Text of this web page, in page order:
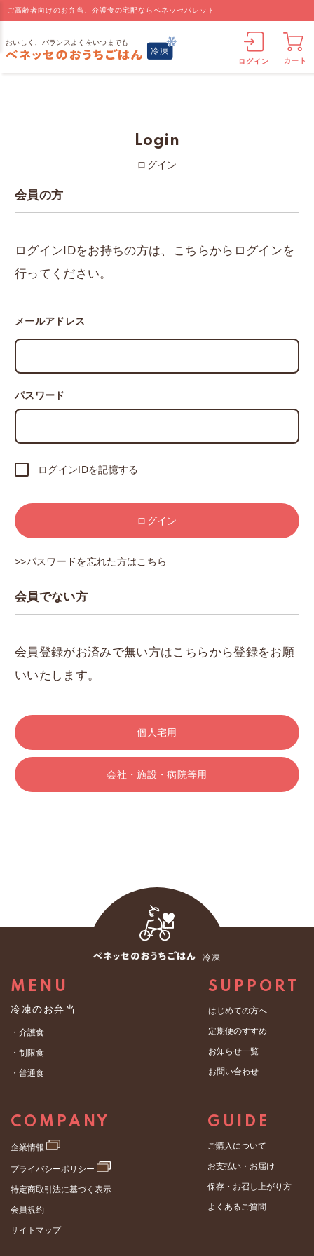
ご高齢者向けのお弁当、介護食の宅配ならベネッセパレット
ログイン カート
Login
ログイン
会員の方
ログインIDをお持ちの方は、こちらからログインを
行ってください。
メールアドレス
パスワード
ログインIDを記憶する
ログイン
>>パスワードを忘れた方はこちら
会員でない方
会員登録がお済みで無い方はこちらから登録をお願
いいたします。
個人宅用
会社・施設・病院等用
冷凍
MENU
冷凍のお弁当
・介護食
・制限食
・普通食
SUPPORT
はじめての方へ
定期便のすすめ
お知らせ一覧
お問い合わせ
GUIDE
ご購入について
お支払い・お届け
保存・お召し上がり方
よくあるご質問
COMPANY
企業情報
プライバシーポリシー
特定商取引法に基づく表示
会員規約
サイトマップ